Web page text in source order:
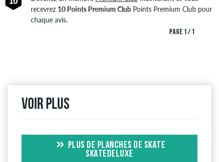
PAGE 1 / 1
recevrez 10 Points Premium ClubPoints Premium Club pour
chaque avis.
Voir plus
PLUS DE PLANCHES DE SKATE
SKATEDELUXE